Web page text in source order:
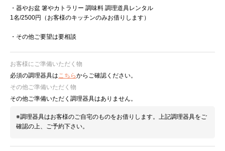
・器やお盆 箸やカトラリー 調味料 調理道具レンタル
1名/2500円（お客様のキッチンのみお借りします）
・その他ご要望は要相談
お客様にご準備いただく物
必須の調理器具は こちらからご確認ください。
その他ご準備いただく物
その他ご準備いただく調理器具はありません。
※調理器具はお客様のご自宅のものをお借りします。上記調理器具をご
確認の上、ご予約下さい。